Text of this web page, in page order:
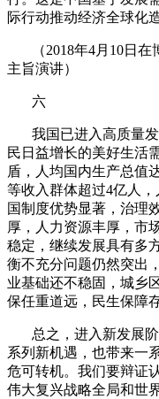
际行动推动经济全球化
（2018年4月 10日在
主旨演讲）
六
我国已进入高质量
民日益增长的美好生活
盾，人均国内生产总值
等收入群体超过4亿人，
国制度优势显著，治理
厚，人力资源丰厚，市
稳定，继续发展具有多
衡不充分问题仍然突出
业基础还不稳固，城乡
保任重道远，民生保障
总之，进入新发展
系列新机遇，也带来一
危可转机。我们要辩证
伟大复兴战略全局和世